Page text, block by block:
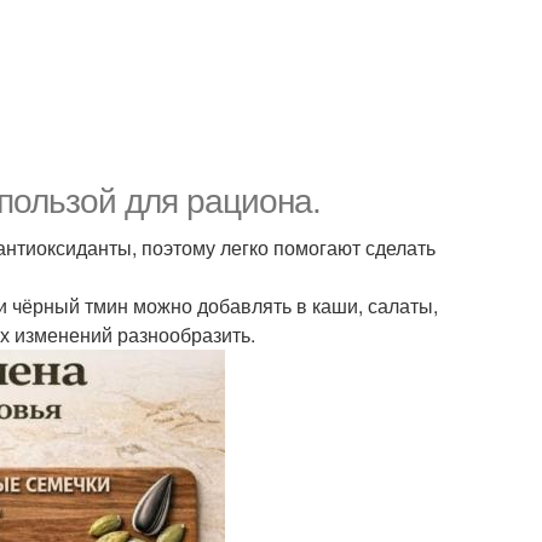
для рациона.
поэтому легко помогают сделать
тмин можно добавлять в каши, салаты,
изменений разнообразить.